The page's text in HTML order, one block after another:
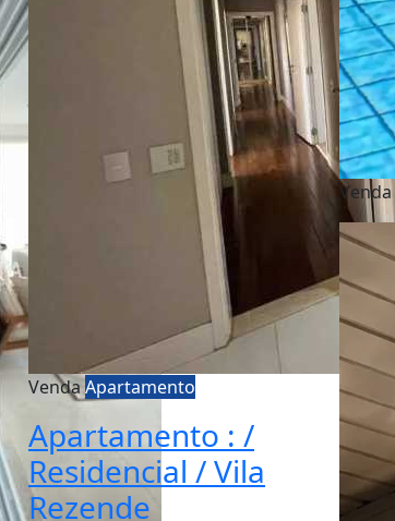
VendaApartamento
Apartamento : /
Residencial / Vila
Rezende
Venda